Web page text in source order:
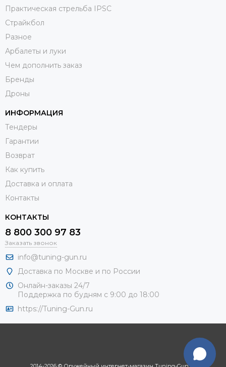
Практическая стрельба IPSC
Страйкбол
Разное
Арбалеты и луки
Чем дополнить заказ
Бренды
Дроны
ИНФОРМАЦИЯ
Тендеры
Гарантии
Возврат
Как купить
Доставка и оплата
Контакты
КОНТАКТЫ
8 800 300 97 83
Заказать звонок
info@tuning-gun.ru
Доставка по Москве и по России
Онлайн-заказы 24/7
Поддержка по будням с 9:00 до 18:00
https://Tuning-Gun.ru